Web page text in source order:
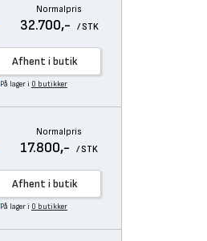
Normalpris
32.700,- / STK
Afhent i butik
På lager i 0 butikker
Normalpris
17.800,- / STK
Afhent i butik
På lager i 0 butikker